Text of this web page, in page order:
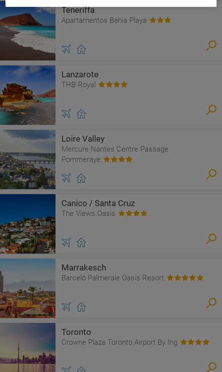
Teneriffa
Apartamentos Bahia Playa
Lanzarote
THB Royal
Loire Valley
Mercure Nantes Centre Passage
Pommeraye
Canico / Santa Cruz
The Views Oasis
Marrakesch
Barceló Palmeraie Oasis Resort
Toronto
Crowne Plaza Toronto Airport By Ihg